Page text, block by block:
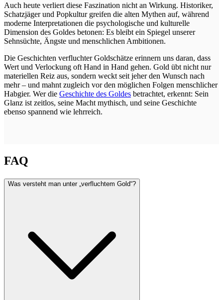
Auch heute verliert diese Faszination nicht an Wirkung. Historiker,
Schatzjäger und Popkultur greifen die alten Mythen auf, während
moderne Interpretationen die psychologische und kulturelle
Dimension des Goldes betonen: Es bleibt ein Spiegel unserer
Sehnsüchte, Ängste und menschlichen Ambitionen.
Die Geschichten verfluchter Goldschätze erinnern uns daran, dass
Wert und Verlockung oft Hand in Hand gehen. Gold übt nicht nur
materiellen Reiz aus, sondern weckt seit jeher den Wunsch nach
mehr – und mahnt zugleich vor den möglichen Folgen menschlicher
Habgier. Wer die Geschichte des Goldes betrachtet, erkennt: Sein
Glanz ist zeitlos, seine Macht mythisch, und seine Geschichte
ebenso spannend wie lehrreich.
FAQ
Was versteht man unter „verfluchtem Gold“?